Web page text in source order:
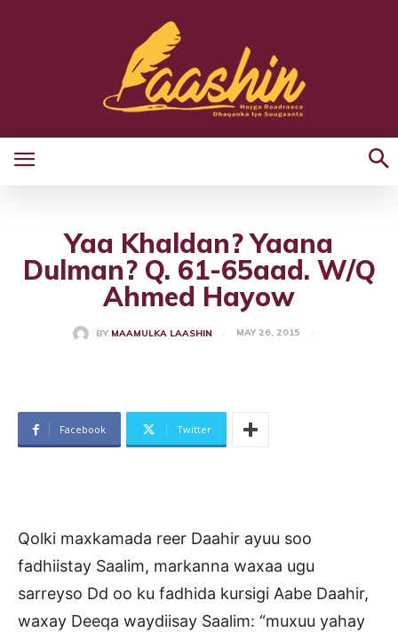
Yaa Khaldan? Yaana
Dulman? Q. 61-65aad. W/Q
Ahmed Hayow
BY MAAMULKA LAASHIN MAY 26, 2015
Facebook Twitter
Qolki maxkamada reer Daahir ayuu soo
fadhiistay Saalim, markanna waxaa ugu
sarreyso Dd oo ku fadhida kursigi Aabe Daahir,
waxay Deeqa waydiisay Saalim: “muxuu yahay